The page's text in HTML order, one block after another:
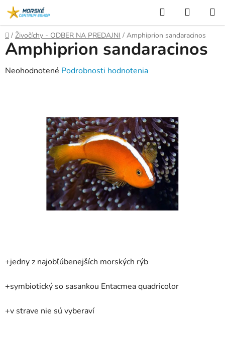
Prejsť
na
obsah
Hľadať
KOŠÍK
Domov
/ Živočíchy - ODBER NA PREDAJNI / Amphiprion sandaracinos
+jedny z najobľúbenejších morských rýb
+symbiotický so sasankou Entacmea quadricolor
+v strave nie sú vyberaví
Amphiprion sandaracinos
Priemerné
Neohodnotené Podrobnosti hodnotenia